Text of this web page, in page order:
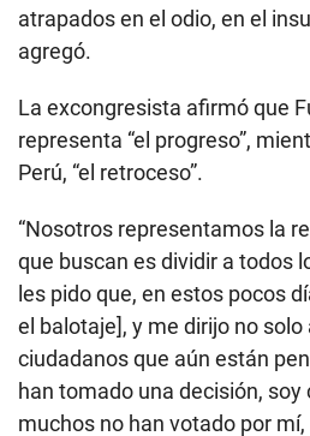
atrapados en el odio, en el
agregó.
La excongresista afirmó que
representa “el progreso”,
Perú, “el retroceso”.
“Nosotros representamos la
que buscan es dividir a todos
les pido que, en estos pocos
el balotaje], y me dirijo no
ciudadanos que aún están
han tomado una decisión,
muchos no han votado por